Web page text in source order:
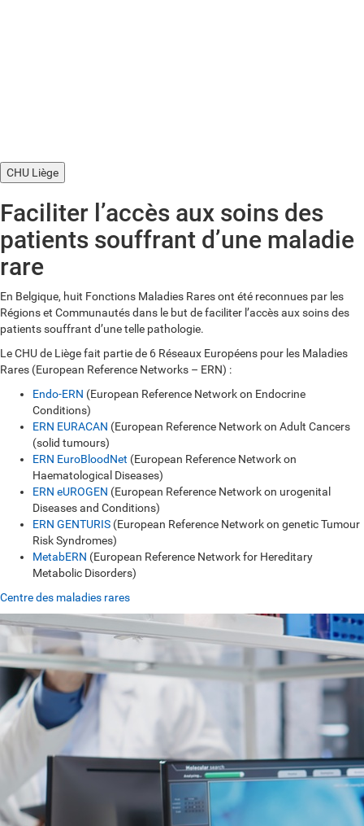
CHU Liège
Faciliter l’accès aux soins des
patients souffrant d’une maladie
rare
En Belgique, huit Fonctions Maladies Rares ont été reconnues par les
Régions et Communautés dans le but de faciliter l’accès aux soins des
patients souffrant d’une telle pathologie.
Le CHU de Liège fait partie de 6 Réseaux Européens pour les Maladies
Rares (European Reference Networks – ERN) :
Endo-ERN (European Reference Network on Endocrine
Conditions)
ERN EURACAN (European Reference Network on Adult Cancers
(solid tumours)
ERN EuroBloodNet (European Reference Network on
Haematological Diseases)
ERN eUROGEN (European Reference Network on urogenital
Diseases and Conditions)
ERN GENTURIS (European Reference Network on genetic Tumour
Risk Syndromes)
MetabERN (European Reference Network for Hereditary
Metabolic Disorders)
Centre des maladies rares